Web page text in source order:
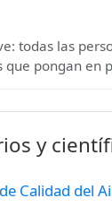
todas las
que pongan en
y
Calidad del